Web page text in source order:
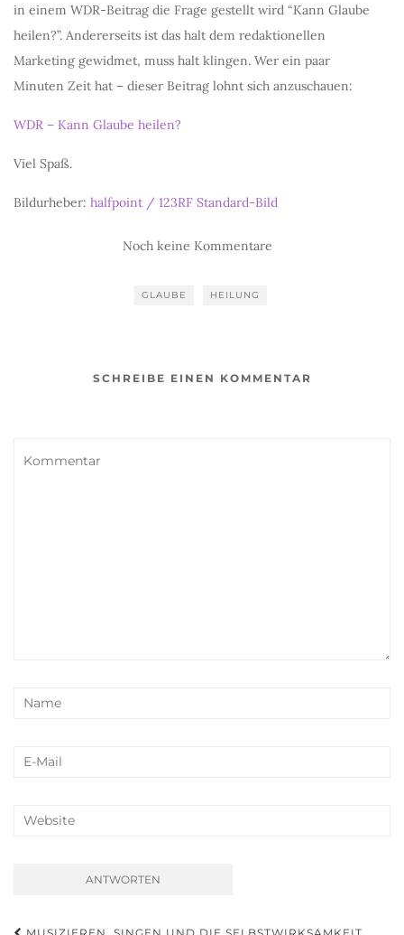
in einem WDR-Beitrag die Frage gestellt wird “Kann Glaube
heilen?”. Andererseits ist das halt dem redaktionellen
Marketing gewidmet, muss halt klingen. Wer ein paar
Minuten Zeit hat – dieser Beitrag lohnt sich anzuschauen:
WDR – Kann Glaube heilen?
Viel Spaß.
Bildurheber: halfpoint / 123RF Standard-Bild
Noch keine Kommentare
GLAUBE HEILUNG
SCHREIBE EINEN KOMMENTAR